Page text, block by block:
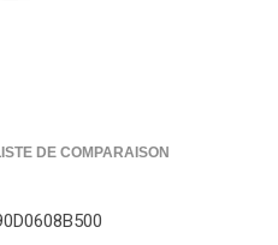
DE COMPARAISON